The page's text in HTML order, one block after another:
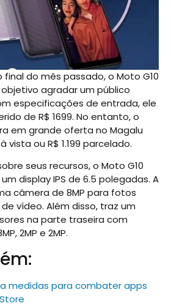
final do mês passado, o Moto G10
agradar um público
especificações de entrada, ele
de R$ 1699. No entanto, o
em grande oferta no Magalu
vista ou R$ 1.199 parcelado.
seus recursos, o Moto G10
display IPS de 6.5 polegadas. A
câmera de 8MP para fotos
vídeo. Além disso, traz um
na parte traseira com
2MP e 2MP.
medidas para combater apps